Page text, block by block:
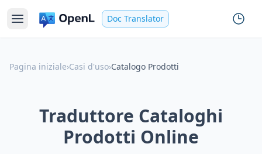
Doc Translator
Pagina iniziale›Casi d'uso›Catalogo Prodotti
Traduttore Cataloghi
Prodotti Online